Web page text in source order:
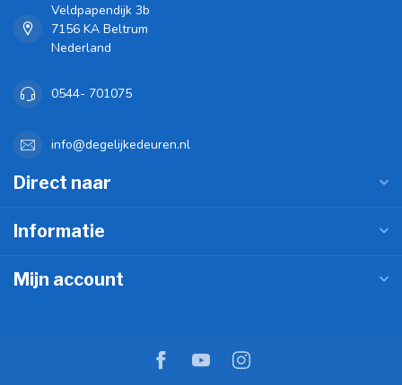
Veldpapendijk 3b
7156 KA Beltrum
Nederland
0544- 701075
info@degelijkedeuren.nl
Direct naar
Informatie
Mijn account